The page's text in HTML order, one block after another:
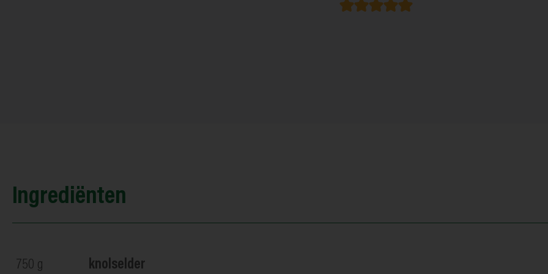
Ingrediënten
750 g
knolselder